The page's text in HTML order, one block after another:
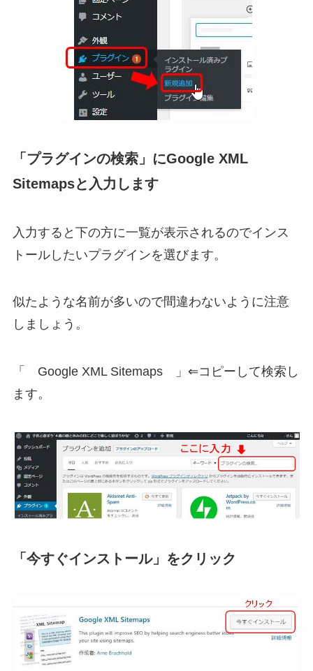
「プラグインの検索」にGoogle XML
Sitemapsと入力します
入力すると下の方に一覧が表示されるのでインス
トールしたいプラグインを選びます。
似たような名前が多いので間違わないように注意
しましょう。
「 Google XML Sitemaps 」⇐コピーして検索し
ます。
「今すぐインストール」をクリック